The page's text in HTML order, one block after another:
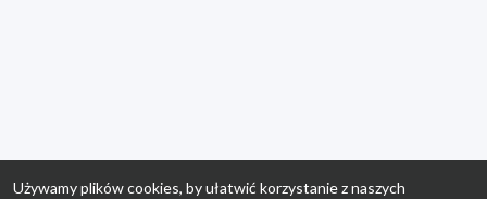
Używamy plików cookies, by ułatwić korzystanie z naszych